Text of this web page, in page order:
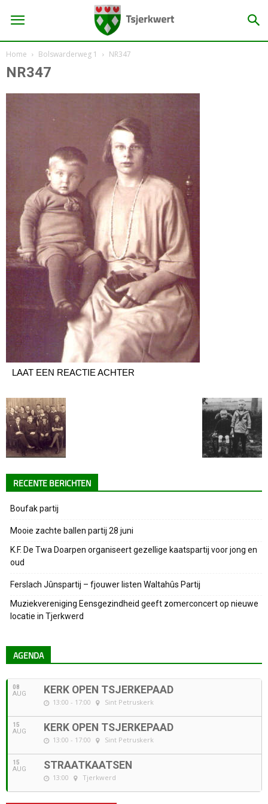
Home Bolswarderweg 1 NR347
NR347
LAAT EEN REACTIE ACHTER
RECENTE BERICHTEN
Boufak partij
Mooie zachte ballen partij 28 juni
K.F. De Twa Doarpen organiseert gezellige kaatspartij voor jong en
oud
Ferslach Jûnspartij – fjouwer listen Waltahûs Partij
Muziekvereniging Eensgezindheid geeft zomerconcert op nieuwe
locatie in Tjerkwerd
AGENDA
08
AUG KERK OPEN TSJERKEPAAD
13:00 - 17:00 Sint Petruskerk
15
AUG KERK OPEN TSJERKEPAAD
13:00 - 17:00 Sint Petruskerk
15
AUG STRAATKAATSEN
13:00 Tjerkwerd